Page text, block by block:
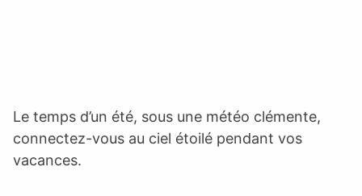
Le temps d’un été, sous une météo clémente,
connectez-vous au ciel étoilé pendant vos
vacances.